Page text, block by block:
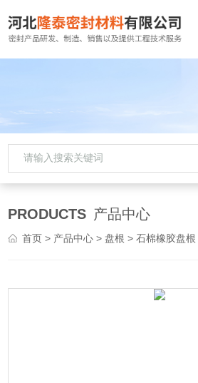
PRODUCTS 产品中心
首页 > 产品中心 > 盘根 >石棉橡胶盘根